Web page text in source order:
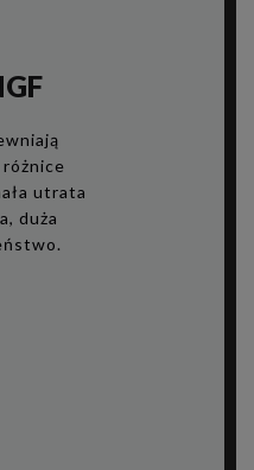
utrata
duża